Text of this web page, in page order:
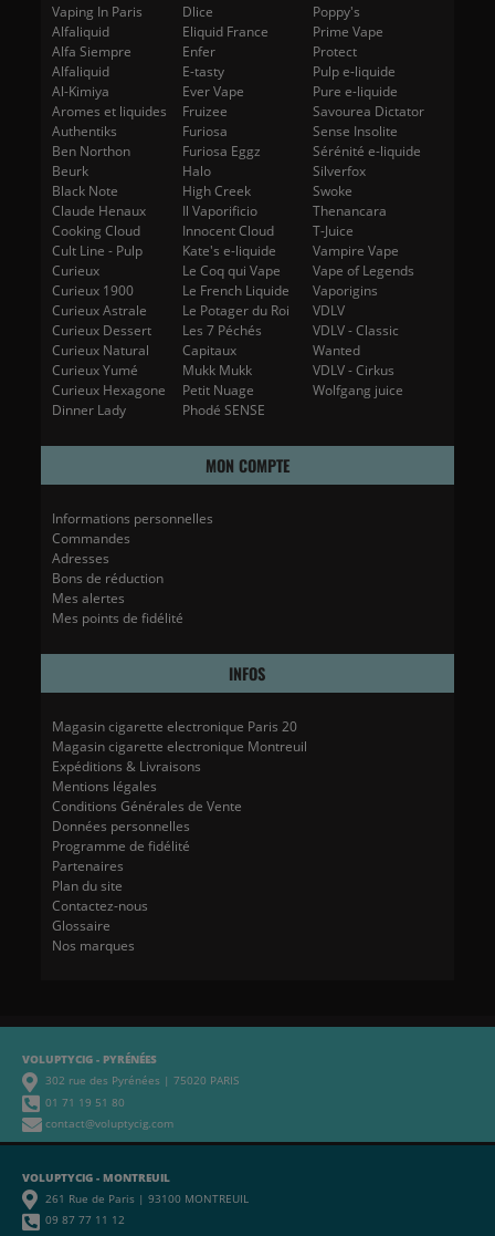
Vaping In Paris
Alfaliquid
Alfa Siempre
Alfaliquid
Al-Kimiya
Aromes et liquides
Authentiks
Ben Northon
Beurk
Black Note
Claude Henaux
Cooking Cloud
Cult Line - Pulp
Curieux
Curieux 1900
Curieux Astrale
Curieux Dessert
Curieux Natural
Curieux Yumé
Curieux Hexagone
Dinner Lady
Dlice
Eliquid France
Enfer
E-tasty
Ever Vape
Fruizee
Furiosa
Furiosa Eggz
Halo
High Creek
Il Vaporificio
Innocent Cloud
Kate's e-liquide
Le Coq qui Vape
Le French Liquide
Le Potager du Roi
Les 7 Péchés
Capitaux
Mukk Mukk
Petit Nuage
Phodé SENSE
Poppy's
Prime Vape
Protect
Pulp e-liquide
Pure e-liquide
Savourea Dictator
Sense Insolite
Sérénité e-liquide
Silverfox
Swoke
Thenancara
T-Juice
Vampire Vape
Vape of Legends
Vaporigins
VDLV
VDLV - Classic
Wanted
VDLV - Cirkus
Wolfgang juice
MON COMPTE
Informations personnelles
Commandes
Adresses
Bons de réduction
Mes alertes
Mes points de fidélité
INFOS
Magasin cigarette electronique Paris 20
Magasin cigarette electronique Montreuil
Expéditions & Livraisons
Mentions légales
Conditions Générales de Vente
Données personnelles
Programme de fidélité
Partenaires
Plan du site
Contactez-nous
Glossaire
Nos marques
VOLUPTYCIG - PYRÉNÉES
302 rue des Pyrénées | 75020 PARIS
01 71 19 51 80
contact@voluptycig.com
VOLUPTYCIG - MONTREUIL
261 Rue de Paris | 93100 MONTREUIL
09 87 77 11 12